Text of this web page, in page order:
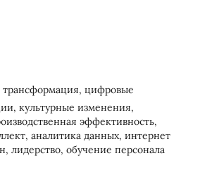
цифровые
культурные изменения,
эффективность,
аналитика данных, интернет
лидерство, обучение персонала